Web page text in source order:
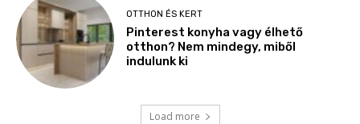
OTTHON ÉS KERT
Pinterest konyha vagy élhető
otthon? Nem mindegy, miből
indulunk ki
Load more